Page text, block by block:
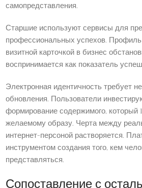
самопредставления.
Старшие используют сервисы для
профессиональных успехов.
визитной карточкой в бизнес
воспринимается как показатель
Электронная идентичность требует
обновления. Пользователи
формирование содержимого, который
желаемому образу. Черта между
интернет-персоной растворяется.
инструментом создания того, кем
представляться.
Сопоставление с